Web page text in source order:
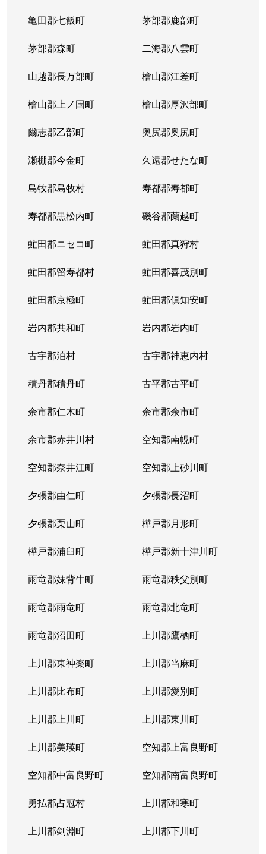
亀田郡七飯町 茅部郡鹿部町
茅部郡森町 二海郡八雲町
山越郡長万部町 檜山郡江差町
檜山郡上ノ国町 檜山郡厚沢部町
爾志郡乙部町 奥尻郡奥尻町
瀬棚郡今金町 久遠郡せたな町
島牧郡島牧村 寿都郡寿都町
寿都郡黒松内町 磯谷郡蘭越町
虻田郡ニセコ町 虻田郡真狩村
虻田郡留寿都村 虻田郡喜茂別町
虻田郡京極町 虻田郡倶知安町
岩内郡共和町 岩内郡岩内町
古宇郡泊村 古宇郡神恵内村
積丹郡積丹町 古平郡古平町
余市郡仁木町 余市郡余市町
余市郡赤井川村 空知郡南幌町
空知郡奈井江町 空知郡上砂川町
夕張郡由仁町 夕張郡長沼町
夕張郡栗山町 樺戸郡月形町
樺戸郡浦臼町 樺戸郡新十津川町
雨竜郡妹背牛町 雨竜郡秩父別町
雨竜郡雨竜町 雨竜郡北竜町
雨竜郡沼田町 上川郡鷹栖町
上川郡東神楽町 上川郡当麻町
上川郡比布町 上川郡愛別町
上川郡上川町 上川郡東川町
上川郡美瑛町 空知郡上富良野町
空知郡中富良野町 空知郡南富良野町
勇払郡占冠村 上川郡和寒町
上川郡剣淵町 上川郡下川町